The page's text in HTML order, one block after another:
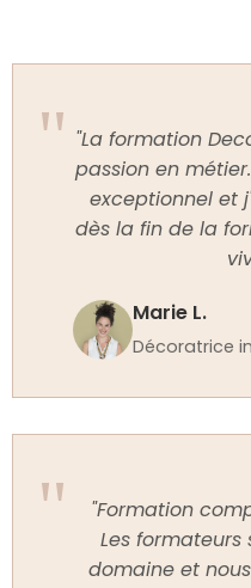
"La formation
passion en
exceptionnel et
dès la fin de la
Marie L.
Décoratrice
"Formation
Les formateurs
domaine et